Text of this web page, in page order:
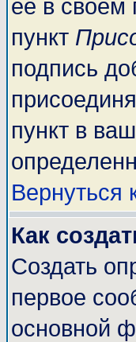
её в своем
пункт
подпись
пункт в
Вернуться
Как
Создать
первое
основной